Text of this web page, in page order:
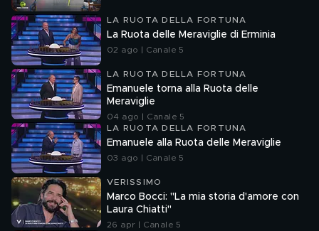
LA RUOTA DELLA FORTUNA
La Ruota delle Meraviglie di Erminia
02 ago | Canale 5
LA RUOTA DELLA FORTUNA
Emanuele torna alla Ruota delle
Meraviglie
04 ago | Canale 5
LA RUOTA DELLA FORTUNA
Emanuele alla Ruota delle Meraviglie
03 ago | Canale 5
VERISSIMO
Marco Bocci: "La mia storia d'amore con
Laura Chiatti"
26 apr | Canale 5